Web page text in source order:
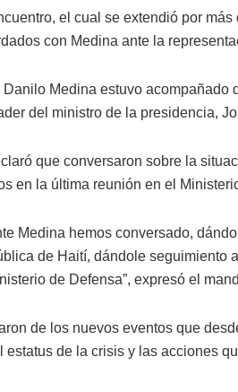
el cual se extendió por
con Medina ante la
Danilo Medina estuvo acompañado
del ministro de la presidencia,
que conversaron sobre la
en la última reunión en el
Medina hemos conversado,
de Haití, dándole seguimiento
de Defensa”, expresó el
de los nuevos eventos que
estatus de la crisis y las acciones